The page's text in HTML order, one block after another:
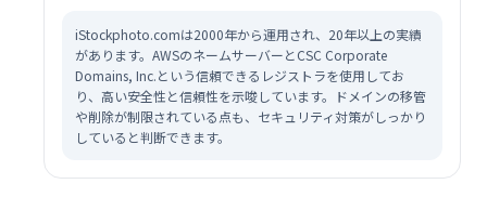
iStockphoto.comは2000年から運用され、20年以上の実績
があります。AWSのネームサーバーとCSC Corporate
Domains, Inc.という信頼できるレジストラを使用してお
り、高い安全性と信頼性を示唆しています。ドメインの移管
や削除が制限されている点も、セキュリティ対策がしっかり
していると判断できます。